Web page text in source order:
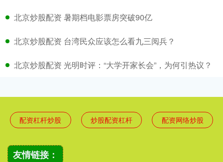
北京炒股配资 暑期档电影票房突破90亿
北京炒股配资 台湾民众应该怎么看九三阅兵？
北京炒股配资 光明时评：“大学开家长会”，为何引热议？
配资杠杆炒股 炒股配资杠杆 配资网络炒股
友情链接：